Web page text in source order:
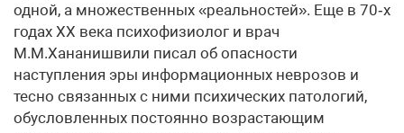
одной, а множественных «реальностей». Еще в 70‑х
годах ХХ века психофизиолог и врач
М.М.Хананишвили писал об опасности
наступления эры информационных неврозов и
тесно связанных с ними психических патологий,
обусловленных постоянно возрастающим